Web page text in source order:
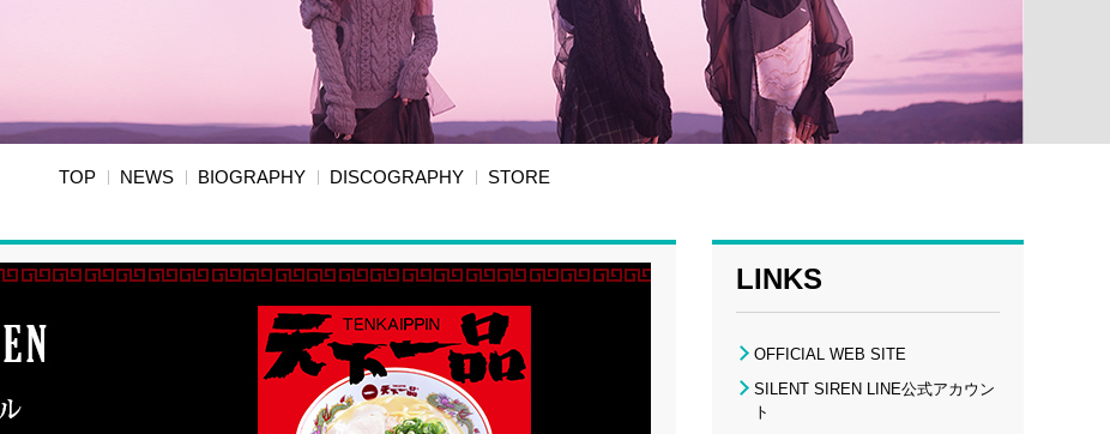
TOP NEWS BIOGRAPHY DISCOGRAPHY STORE
LINKS
OFFICIAL WEB SITE
SILENT SIREN LINE公式アカウン
ト